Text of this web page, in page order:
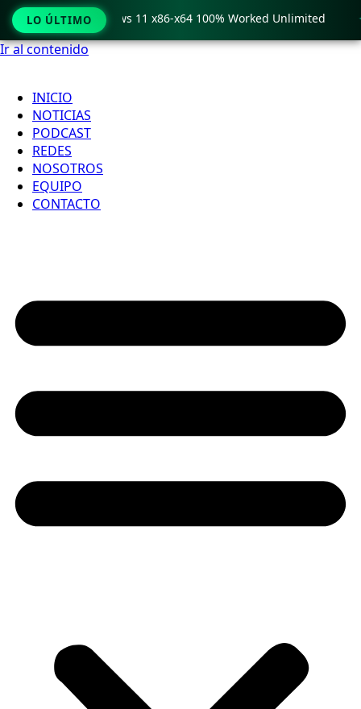
Ir al contenido
INICIO
NOTICIAS
PODCAST
REDES
NOSOTROS
EQUIPO
CONTACTO
LO ÚLTIMO
Crack only Windows 11 x86-x64 100% Worked Unlimited